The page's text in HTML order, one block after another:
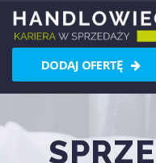
DODAJ OFERTĘ